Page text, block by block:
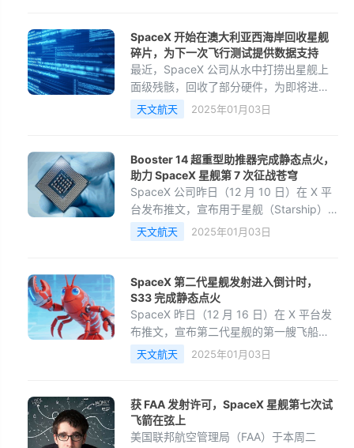
SpaceX 开始在澳大利亚西海岸回收星舰
碎片，为下一次飞行测试提供数据支持
最近，SpaceX 公司从水中打捞出星舰上
面级残骸，回收了部分硬件，为即将进行
的下一次飞行测试提供数据支持。
天文航天 2025年01月03日
Booster 14 超重型助推器完成静态点火，
助力 SpaceX 星舰第 7 次征战苍穹
SpaceX 公司昨日（12 月 10 日）在 X 平
台发布推文，宣布用于星舰（Starship）
第 7 次试飞的 Booster 14 超重型助推器已
完成静态点火。
天文航天 2025年01月03日
SpaceX 第二代星舰发射进入倒计时，
S33 完成静态点火
SpaceX 昨日（12 月 16 日）在 X 平台发
布推文，宣布第二代星舰的第一艘飞船
（编号 S33）于北京时间 12 月 16 日 4 点
14 分完成静态点火测试，持续约 10 秒，
天文航天 2025年01月03日
获 FAA 发射许可，SpaceX 星舰第七次试
飞箭在弦上
美国联邦航空管理局（FAA）于本周二